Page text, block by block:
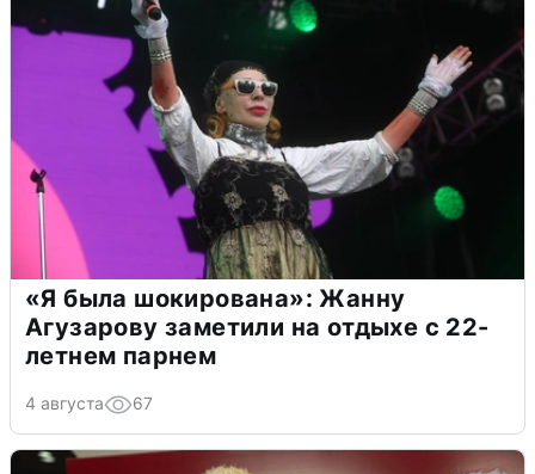
«Я была шокирована»: Жанну
Агузарову заметили на отдыхе с 22-
летнем парнем
4 августа 67